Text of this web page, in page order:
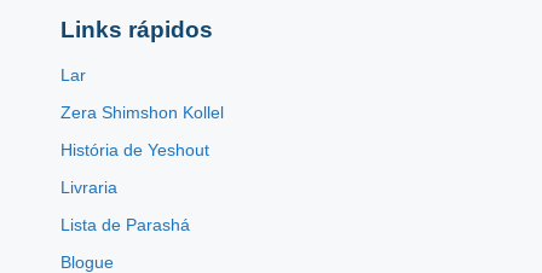
Links rápidos
Lar
Zera Shimshon Kollel
História de Yeshout
Livraria
Lista de Parashá
Blogue